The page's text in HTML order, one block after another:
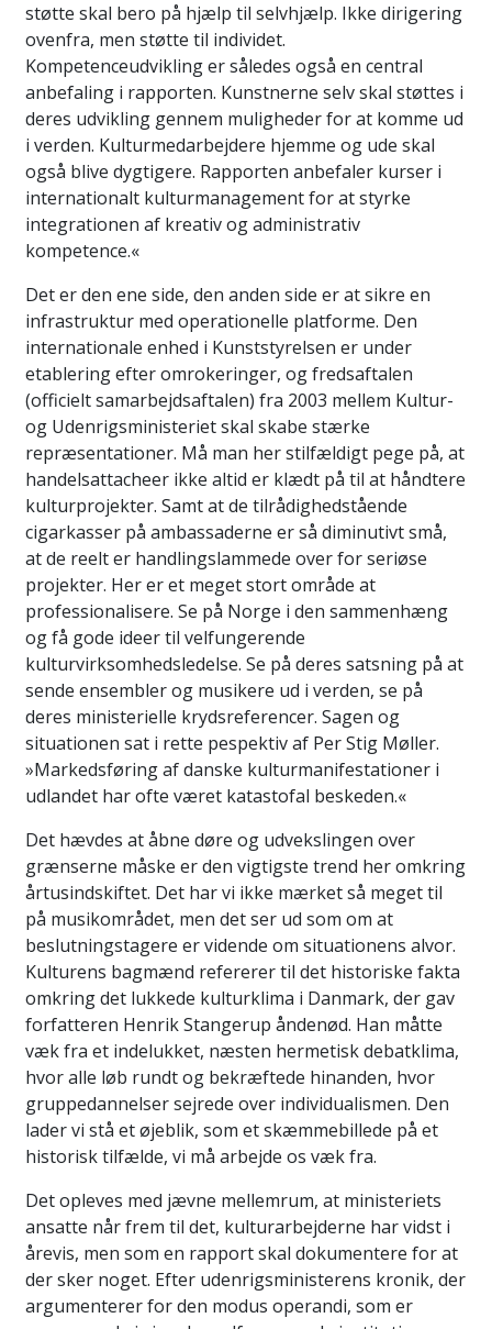
støtte skal bero på hjælp til selvhjælp. Ikke dirigering
ovenfra, men støtte til individet.
Kompetenceudvikling er således også en central
anbefaling i rapporten. Kunstnerne selv skal støttes i
deres udvikling gennem muligheder for at komme ud
i verden. Kulturmedarbejdere hjemme og ude skal
også blive dygtigere. Rapporten anbefaler kurser i
internationalt kulturmanagement for at styrke
integrationen af kreativ og administrativ
kompetence.«
Det er den ene side, den anden side er at sikre en
infrastruktur med operationelle platforme. Den
internationale enhed i Kunststyrelsen er under
etablering efter omrokeringer, og fredsaftalen
(officielt samarbejdsaftalen) fra 2003 mellem Kultur-
og Udenrigsministeriet skal skabe stærke
repræsentationer. Må man her stilfældigt pege på, at
handelsattacheer ikke altid er klædt på til at håndtere
kulturprojekter. Samt at de tilrådighedstående
cigarkasser på ambassaderne er så diminutivt små,
at de reelt er handlingslammede over for seriøse
projekter. Her er et meget stort område at
professionalisere. Se på Norge i den sammenhæng
og få gode ideer til velfungerende
kulturvirksomhedsledelse. Se på deres satsning på at
sende ensembler og musikere ud i verden, se på
deres ministerielle krydsreferencer. Sagen og
situationen sat i rette pespektiv af Per Stig Møller.
»Markedsføring af danske kulturmanifestationer i
udlandet har ofte været katastofal beskeden.«
Det hævdes at åbne døre og udvekslingen over
grænserne måske er den vigtigste trend her omkring
årtusindskiftet. Det har vi ikke mærket så meget til
på musikområdet, men det ser ud som om at
beslutningstagere er vidende om situationens alvor.
Kulturens bagmænd refererer til det historiske fakta
omkring det lukkede kulturklima i Danmark, der gav
forfatteren Henrik Stangerup åndenød. Han måtte
væk fra et indelukket, næsten hermetisk debatklima,
hvor alle løb rundt og bekræftede hinanden, hvor
gruppedannelser sejrede over individualismen. Den
lader vi stå et øjeblik, som et skæmmebillede på et
historisk tilfælde, vi må arbejde os væk fra.
Det opleves med jævne mellemrum, at ministeriets
ansatte når frem til det, kulturarbejderne har vidst i
årevis, men som en rapport skal dokumentere for at
der sker noget. Efter udenrigsministerens kronik, der
argumenterer for den modus operandi, som er